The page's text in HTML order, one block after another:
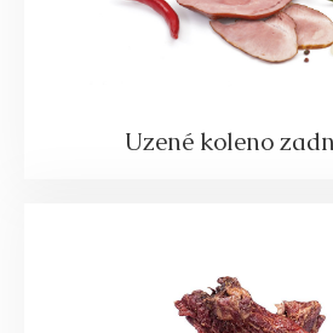
Uzené koleno